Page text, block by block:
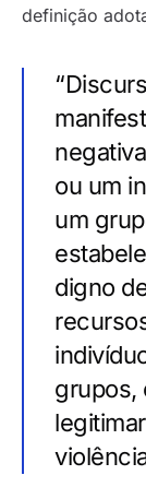
definição
ou um
um
digno
grupos,